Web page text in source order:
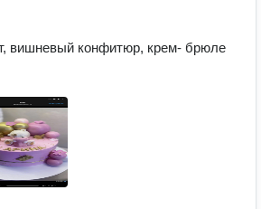
вишневый конфитюр, крем- брюле